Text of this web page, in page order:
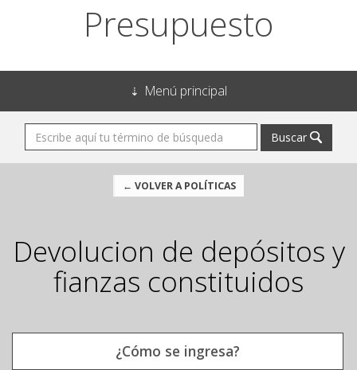
Presupuesto
Menú principal
Buscar
← VOLVER A POLÍTICAS
Devolucion de depósitos y
fianzas constituidos
¿Cómo se ingresa?